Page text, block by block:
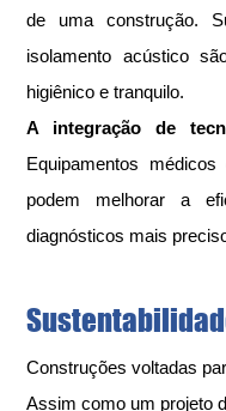
de uma construção.
isolamento acústico
higiênico e tranquilo.
Equipamentos
podem melhorar a
diagnósticos mais
Construções voltadas
Assim como um projeto